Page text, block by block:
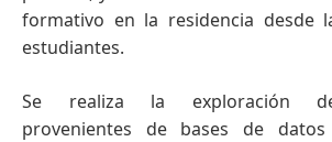
formativo en la residencia desde
estudiantes.
Se realiza la exploración
provenientes de bases de